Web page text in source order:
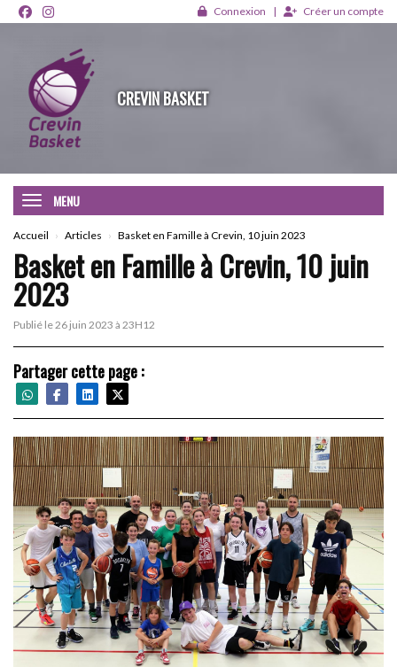
Connexion Créer un compte
CREVIN BASKET
MENU
Accueil Articles Basket en Famille à Crevin, 10 juin 2023
Basket en Famille à Crevin, 10 juin
2023
Publié le 26 juin 2023 à 23H12
Partager cette page :
Panneau de gestion des cookies